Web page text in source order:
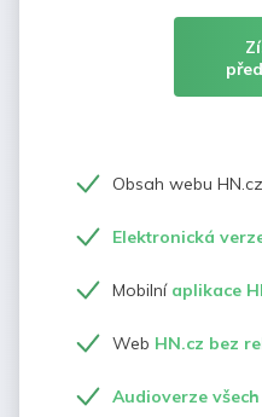
Obsah webu
Elektronická
Mobilní aplikace
Web HN.cz bez
Audioverze